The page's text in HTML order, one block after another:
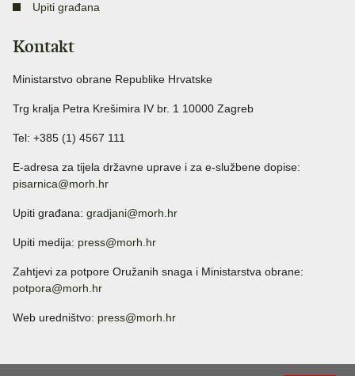
Upiti građana
Kontakt
Ministarstvo obrane Republike Hrvatske
Trg kralja Petra Krešimira IV br. 1 10000 Zagreb
Tel: +385 (1) 4567 111
E-adresa za tijela državne uprave i za e-službene dopise:
pisarnica@morh.hr
Upiti građana: gradjani@morh.hr
Upiti medija: press@morh.hr
Zahtjevi za potpore Oružanih snaga i Ministarstva obrane:
potpora@morh.hr
Web uredništvo: press@morh.hr